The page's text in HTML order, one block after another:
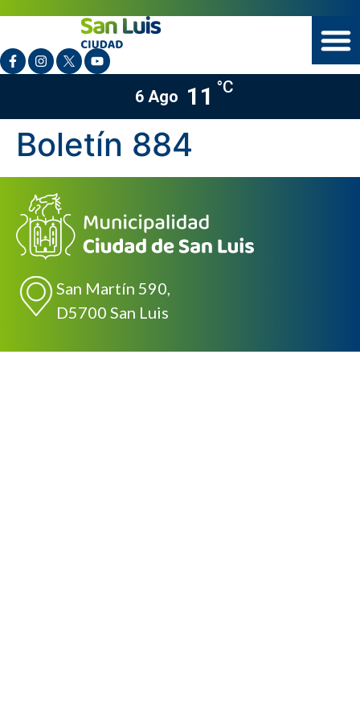
6 Ago 11 °C
Boletín 884
San Martín 590,
D5700 San Luis